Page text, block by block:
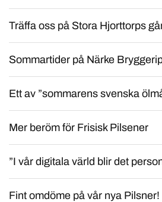
Träffa oss på Stora Hjorttorps
Sommartider på Närke
Ett av ”sommarens svenska
Mer beröm för Frisisk Pilsener
”I vår digitala värld blir det
Fint omdöme på vår nya Pilsner!